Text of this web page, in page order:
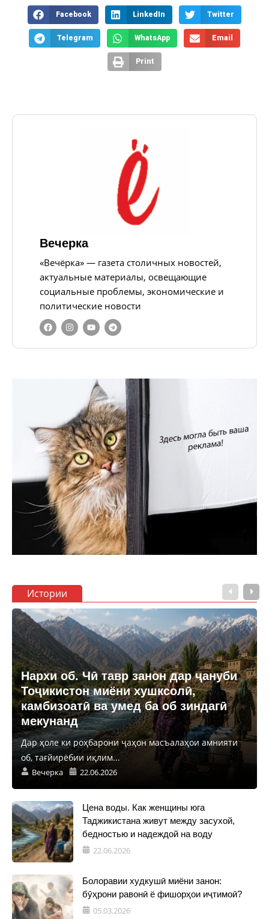
Facebook LinkedIn Twitter
Telegram WhatsApp Email
Print
Вечерка
«Вечёрка» — газета столичных новостей,
актуальные материалы, освещающие
социальные проблемы, экономические и
политические новости
Истории
Нархи об. Чӣ тавр занон дар ҷануби
Тоҷикистон миёни хушксолӣ,
камбизоатӣ ва умед ба об зиндагӣ
мекунанд
Дар ҳоле ки роҳбарони ҷаҳон масъалаҳои амнияти
об, тағйирёбии иқлим...
Вечерка 22.06.2026
Цена воды. Как женщины юга
Таджикистана живут между засухой,
бедностью и надеждой на воду
22.06.2026
Болоравии худкушӣ миёни занон:
бӯҳрони равонӣ ё фишорҳои иҷтимоӣ?
05.03.2026